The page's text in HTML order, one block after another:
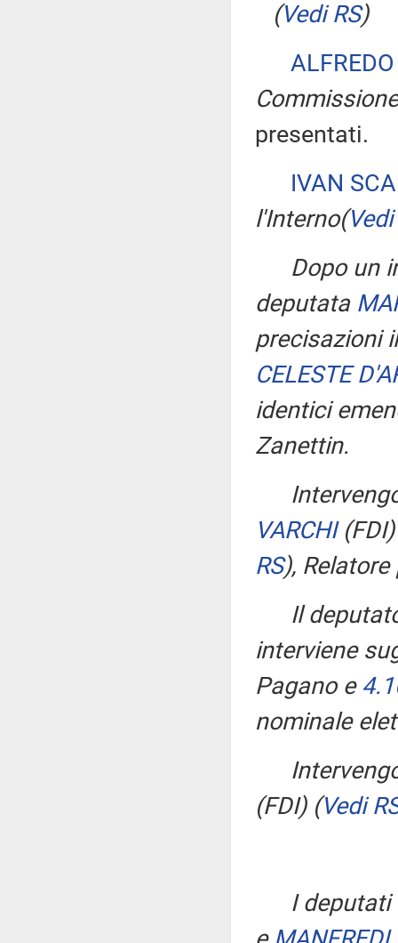
(Vedi RS)
presentati.
IVAN
l'Interno(Vedi
Dopo un
deputata
precisazioni
CELESTE
identici
Zanettin.
VARCHI
RS),
Il
interviene
Pagano e
nominale
(FDI) (Vedi
I deputati